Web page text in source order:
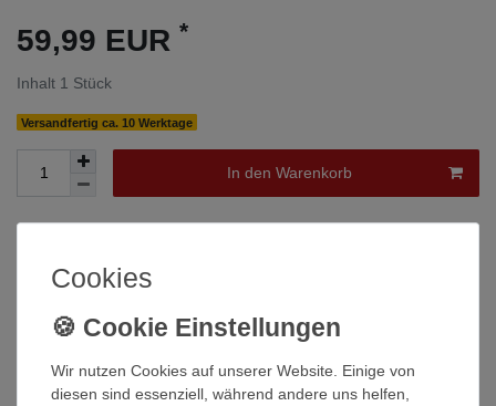
59,99 EUR *
Inhalt 1 Stück
Versandfertig ca. 10 Werktage
In den Warenkorb
Cookies
Wir nutzen Cookies auf unserer Website. Einige von
diesen sind essenziell, während andere uns helfen,